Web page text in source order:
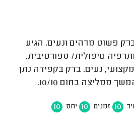
פשוט מדהים ונעים. הגיע
טיפולית/ ספורטיבית.
נעים. בדק בקפידה נתן
ממליצה בחום 10/10.
10 זמנים 10 יחס 10